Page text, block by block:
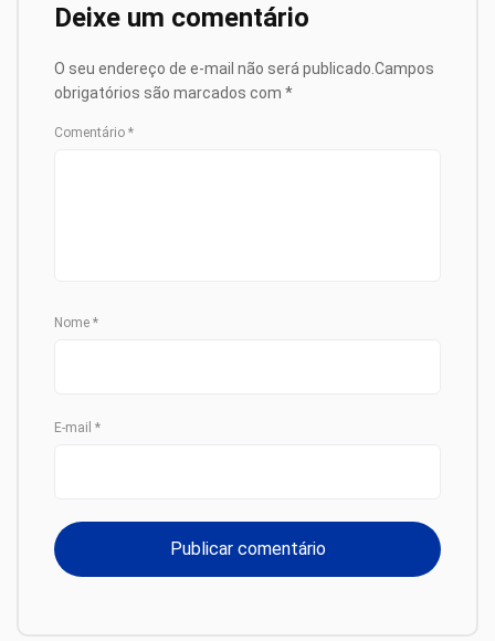
Deixe um comentário
O seu endereço de e-mail não será publicado. Campos
obrigatórios são marcados com *
Comentário *
Nome *
E-mail *